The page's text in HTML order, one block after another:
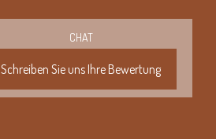
CHAT
Schreiben Sie uns Ihre Bewertung